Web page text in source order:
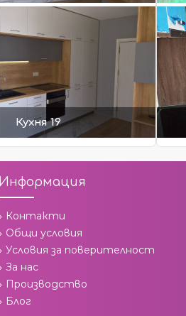
Кухня 19
Информация
Контакти
Общи условия
Условия за поверителност
За нас
Производство
Блог